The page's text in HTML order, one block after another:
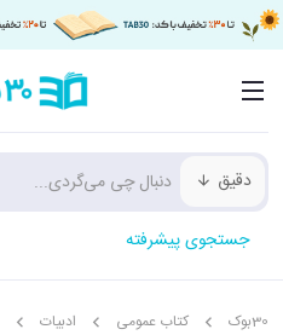
دقیق
جستجوی پیشرفته
30بوک کتاب عمومی ادبیات